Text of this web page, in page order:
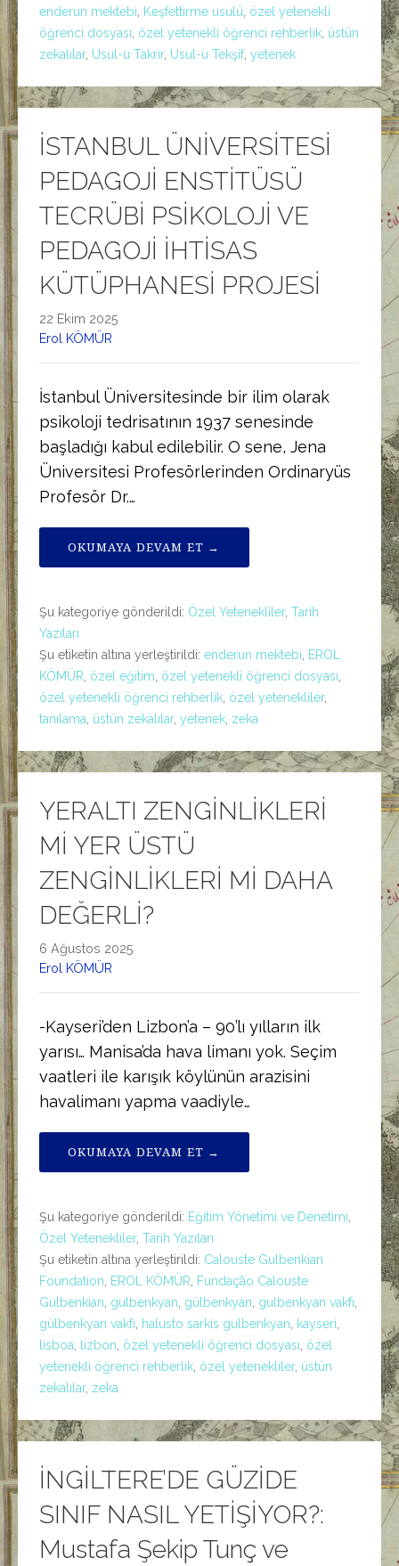
enderun mektebi
Keşfettirme usulü özel yetenekli
öğrenci dosyası özel yetenekli öğrenci rehberlik üstün
zekalılar, Usul-u Takrir, Usul-u Tekşif, yetenek
İSTANBUL ÜNİVERSİTESİ
PEDAGOJİ ENSTİTÜSÜ
TECRÜBİ PSİKOLOJİ VE
PEDAGOJİ İHTİSAS
KÜTÜPHANESİ PROJESİ
22 Ekim 2025
Erol KÖMÜR
İstanbul Üniversitesinde bir ilim olarak
psikoloji tedrisatının 1937 senesinde
başladığı kabul edilebilir. O sene, Jena
Üniversitesi Profesörlerinden Ordinaryüs
Profesör Dr.…
OKUMAYA DEVAM ET →
Şu kategoriye gönderildi: Özel Yetenekliler, Tarih
Yazıları
Şu etiketin altına yerleştirildi: enderun mektebi
EROL
KÖMÜR özel eğitim özel yetenekli öğrenci dosyası
özel yetenekli öğrenci rehberlik özel yetenekliler,
tanılama üstün zekalılar, yetenek zeka
YERALTI ZENGİNLİKLERİ
Mİ YER ÜSTÜ
ZENGİNLİKLERİ Mİ DAHA
DEĞERLİ?
6 Ağustos 2025
Erol KÖMÜR
-Kayseri’den Lizbon’a – 90’lı yılların ilk
yarısı… Manisa’da hava limanı yok. Seçim
vaatleri ile karışık köylünün arazisini
havalimanı yapma vaadiyle…
OKUMAYA DEVAM ET →
Şu kategoriye gönderildi: Eğitim Yönetimi ve Denetimi
Özel Yetenekliler, Tarih Yazıları
Şu etiketin altına yerleştirildi: Calouste Gulbenkian
Foundation
EROL KÖMÜR
Fundação Calouste
Gulbenkian gulbenkyan gülbenkyan gulbenkyan vakfı
gülbenkyan vakfı
halusto sarkis gulbenkyan kayseri
lisboa
lizbon özel yetenekli öğrenci dosyası özel
yetenekli öğrenci rehberlik özel yetenekliler, üstün
zekalılar, zeka
İNGİLTERE’DE GÜZİDE
SINIF NASIL YETİŞİYOR?:
Mustafa Şekip Tunç ve